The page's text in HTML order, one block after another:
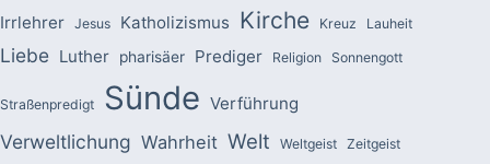
Irrlehrer Jesus Katholizismus Kirche Kreuz Lauheit
Liebe Luther pharisäer Prediger Religion Sonnengott
Straßenpredigt Sünde Verführung
Verweltlichung Wahrheit Welt Weltgeist Zeitgeist